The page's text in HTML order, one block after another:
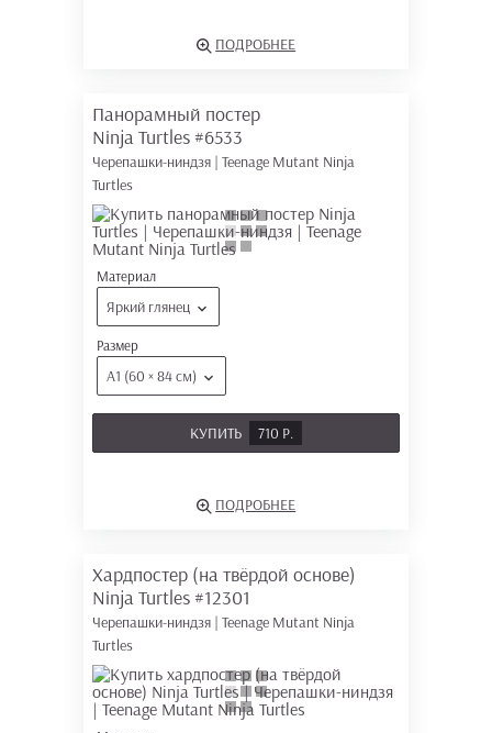
ПОДРОБНЕЕ
Панорамный постер
Ninja Turtles #6533
Черепашки-ниндзя | Teenage Mutant Ninja
Turtles
Материал
Яркий глянец
Размер
А1 (60 × 84 см)
КУПИТЬ 710 Р.
ПОДРОБНЕЕ
Хардпостер (на твёрдой основе)
Ninja Turtles #12301
Черепашки-ниндзя | Teenage Mutant Ninja
Turtles